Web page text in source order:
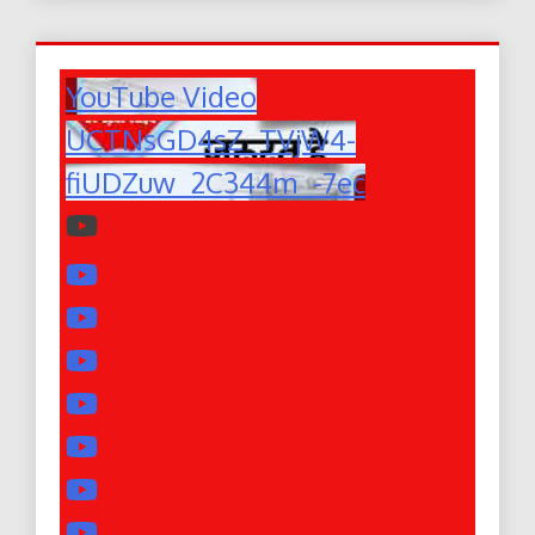
YouTube Video
UCTNsGD4sZ_TVjW4-
fiUDZuw_2C344m_-7ec